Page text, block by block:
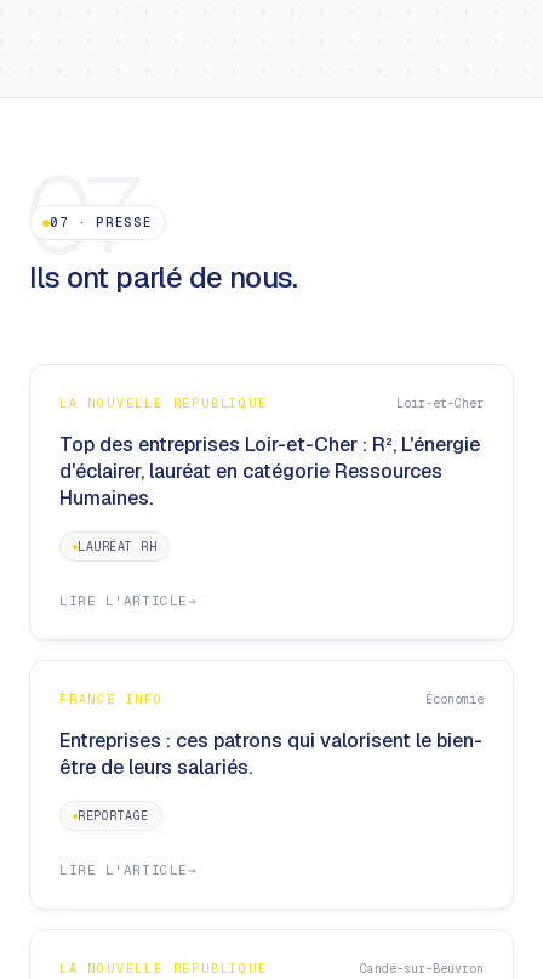
07
07 ·PRESSE
Ils ont parlé de nous.
LA NOUVELLE RÉPUBLIQUE Loir-et-Cher
Top des entreprises Loir-et-Cher : R², L'énergie
d'éclairer, lauréat en catégorie Ressources
Humaines.
LAURÉAT RH
LIRE L'ARTICLE→
FRANCE INFO Économie
Entreprises : ces patrons qui valorisent le bien-
être de leurs salariés.
REPORTAGE
LIRE L'ARTICLE→
LA NOUVELLE RÉPUBLIQUE Candé-sur-Beuvron